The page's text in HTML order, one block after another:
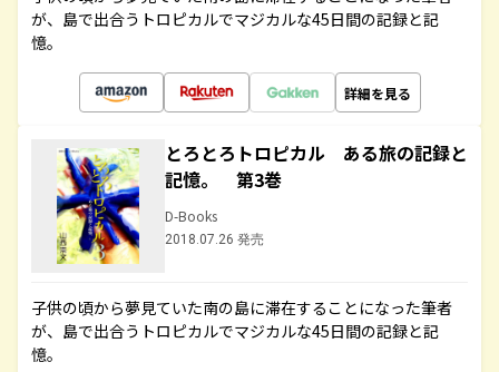
が、島で出合うトロピカルでマジカルな45日間の記録と記
憶。
詳細を見る
とろとろトロピカル ある旅の記録と
記憶。 第3巻
D-Books
2018.07.26 発売
子供の頃から夢見ていた南の島に滞在することになった筆者
が、島で出合うトロピカルでマジカルな45日間の記録と記
憶。